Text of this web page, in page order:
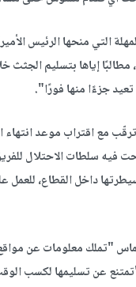
التي منحها الرئيس
جزءًا منها فورًا".
مع اقتراب موعد انتهاء
فيه سلطات الاحتلال
داخل القطاع، للعمل
"تملك معلومات عن
لكنها "تمتنع عن تسليمها لكسب